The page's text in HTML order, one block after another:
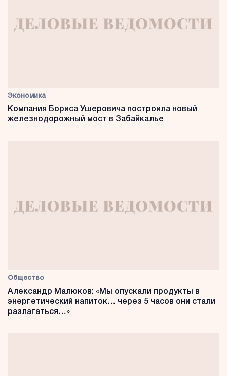
Экономика
Компания Бориса Ушеровича построила новый
железнодорожный мост в Забайкалье
Общество
Александр Малюков: «Мы опускали продукты в
энергетический напиток… через 5 часов они стали
разлагаться…»